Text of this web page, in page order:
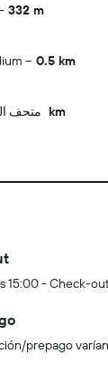
332 m
0.5 km
متحف 0.7 km
15:00 - Check-
prepago